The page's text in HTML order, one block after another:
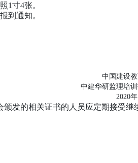
1寸4张。
到通知。
中国建设
中建华研监理培
2020
发的相关证书的人员应定期接受继